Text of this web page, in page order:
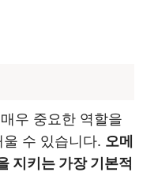
우 중요한 역할을
수 있습니다. 오메
지키는 가장 기본적